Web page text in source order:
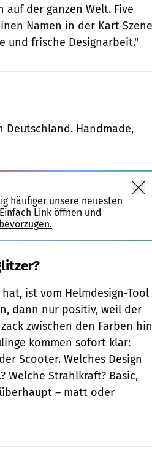
der ganzen Welt. Five
Namen in der Kart-Szene
und frische Designarbeit."
Deutschland. Handmade,
häufiger unsere neuesten
Link öffnen und
ist vom Helmdesign-Tool
dann nur positiv, weil der
zwischen den Farben hin
kommen sofort klar:
Scooter. Welches Design
Welche Strahlkraft? Basic,
– matt oder